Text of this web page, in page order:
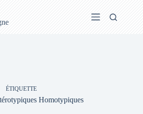
ÉTIQUETTE
Homotypiques